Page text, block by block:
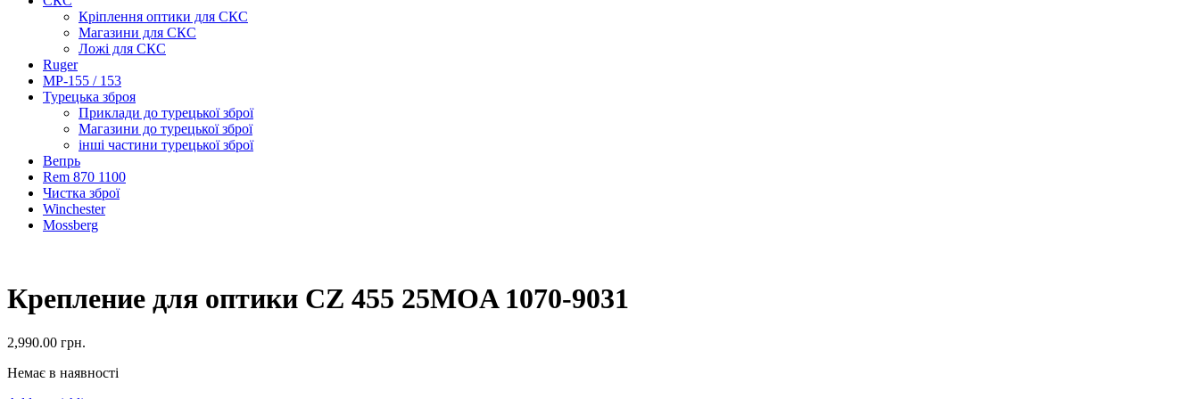
Кріплення оптики для СКС
Магазини для СКС
Ложі для СКС
Ruger
МР-155 / 153
Турецька зброя
Приклади до турецької зброї
Магазини до турецької зброї
інші частини турецької зброї
Вепрь
Rem 870 1100
Чистка зброї
Winchester
Mossberg
Крепление для оптики CZ 455 25MOA 1070-9031
2,990.00 грн.
Немає в наявності